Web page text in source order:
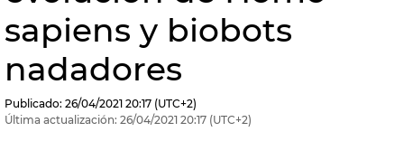
sapiens y biobots
nadadores
Publicado: 26/04/2021 20:17 (UTC+2)
Última actualización: 26/04/2021 20:17 (UTC+2)